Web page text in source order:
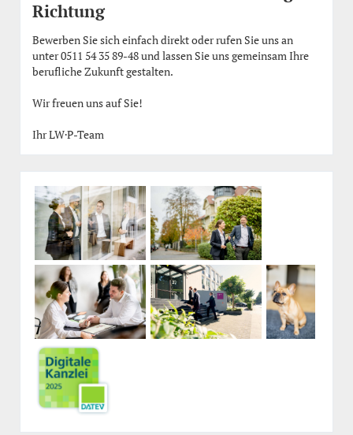
Richtung
Bewerben Sie sich einfach direkt oder rufen Sie uns an
unter 0511 54 35 89-48 und lassen Sie uns gemeinsam Ihre
berufliche Zukunft gestalten.
Wir freuen uns auf Sie!
Ihr LW·P-Team